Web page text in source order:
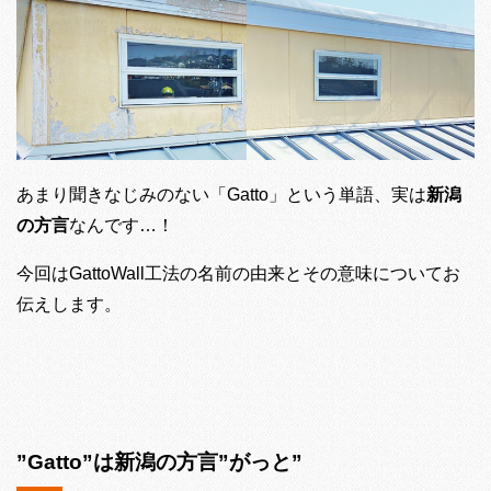
あまり聞きなじみのない「Gatto」という単語、実は新潟
の方言なんです…！
今回はGattoWall工法の名前の由来とその意味についてお
伝えします。
”Gatto”は新潟の方言”がっと”